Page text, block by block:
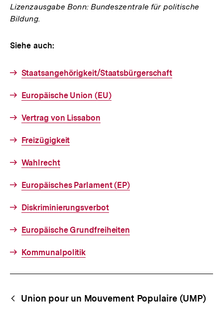
Lizenzausgabe Bonn: Bundeszentrale für politische
Bildung.
Siehe auch:
Staatsangehörigkeit/Staatsbürgerschaft
Europäische Union (EU)
Vertrag von Lissabon
Freizügigkeit
Wahlrecht
Europäisches Parlament (EP)
Diskriminierungsverbot
Europäische Grundfreiheiten
Kommunalpolitik
Begriffsnavigation
Content-
Navigation
Union pour un Mouvement Populaire (UMP)